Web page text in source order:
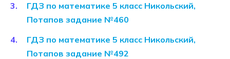
ГДЗ по математике 5 класс Никольский,
Потапов задание №460
ГДЗ по математике 5 класс Никольский,
Потапов задание №492